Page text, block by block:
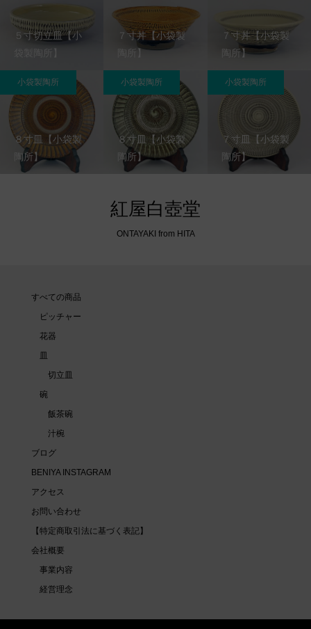
５寸切立皿【小
袋製陶所】
７寸丼【小袋製
陶所】
７寸丼【小袋製
陶所】
８寸皿【小袋製
陶所】
小袋製陶所
８寸皿【小袋製
陶所】
小袋製陶所
７寸皿【小袋製
陶所】
小袋製陶所
紅屋白壺堂
ONTAYAKI from HITA
すべての商品
ピッチャー
花器
皿
切立皿
碗
飯茶碗
汁椀
ブログ
BENIYA INSTAGRAM
アクセス
お問い合わせ
【特定商取引法に基づく表記】
会社概要
事業内容
経営理念